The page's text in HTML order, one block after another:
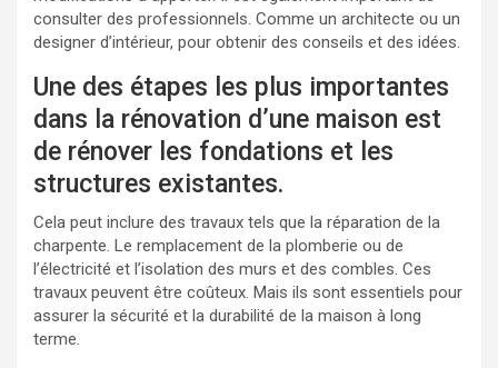
consulter des professionnels. Comme un architecte ou un
designer d’intérieur, pour obtenir des conseils et des idées.
Une des étapes les plus importantes
dans la rénovation d’une maison est
de rénover les fondations et les
structures existantes.
Cela peut inclure des travaux tels que la réparation de la
charpente. Le remplacement de la plomberie ou de
l’électricité et l’isolation des murs et des combles. Ces
travaux peuvent être coûteux. Mais ils sont essentiels pour
assurer la sécurité et la durabilité de la maison à long
terme.